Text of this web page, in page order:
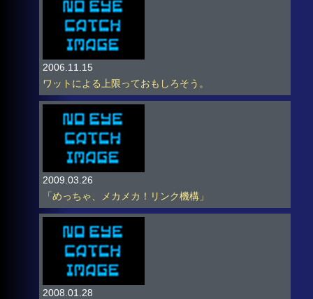
2006.11.15
ワットによる上限っておもしろそう。
2009.03.26
「めっちゃ、メカメカ！リンク機構」
2008.01.28